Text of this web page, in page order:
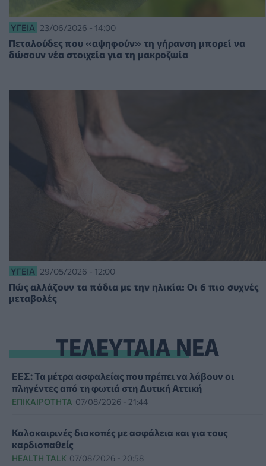
ΥΓΕΊΑ 23/06/2026 - 14:00
Πεταλούδες που «αψηφούν» τη γήρανση μπορεί να
δώσουν νέα στοιχεία για τη μακροζωία
ΥΓΕΊΑ 29/05/2026 - 12:00
Πώς αλλάζουν τα πόδια με την ηλικία: Οι 6 πιο συχνές
μεταβολές
ΤΕΛΕΥΤΑΙΑ ΝΕΑ
ΕΕΣ: Τα μέτρα ασφαλείας που πρέπει να λάβουν οι
πληγέντες από τη φωτιά στη Δυτική Αττική
ΕΠΙΚΑΙΡΌΤΗΤΑ 07/08/2026 - 21:44
Καλοκαιρινές διακοπές με ασφάλεια και για τους
καρδιοπαθείς
HEALTH TALK 07/08/2026 - 20:58